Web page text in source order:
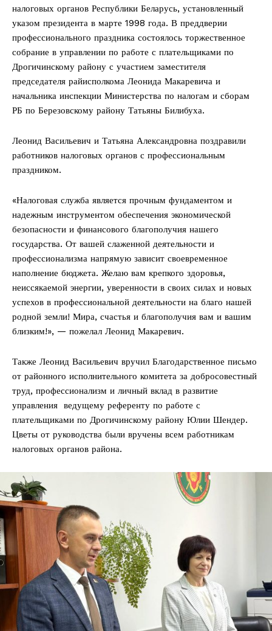
налоговых органов Республики Беларусь, установленный
указом президента в марте 1998 года. В преддверии
профессионального праздника состоялось торжественное
собрание в управлении по работе с плательщиками по
Дрогичинскому району с участием заместителя
председателя райисполкома Леонида Макаревича и
начальника инспекции Министерства по налогам и сборам
РБ по Березовскому району Татьяны Билибуха.
Леонид Васильевич и Татьяна Александровна поздравили
работников налоговых органов с профессиональным
праздником.
«Налоговая служба является прочным фундаментом и
надежным инструментом обеспечения экономической
безопасности и финансового благополучия нашего
государства. От вашей слаженной деятельности и
профессионализма напрямую зависит своевременное
наполнение бюджета. Желаю вам крепкого здоровья,
неиссякаемой энергии, уверенности в своих силах и новых
успехов в профессиональной деятельности на благо нашей
родной земли! Мира, счастья и благополучия вам и вашим
близким!», — пожелал Леонид Макаревич.
Также Леонид Васильевич вручил Благодарственное письмо
от районного исполнительного комитета за добросовестный
труд, профессионализм и личный вклад в развитие
управления ведущему референту по работе с
плательщиками по Дрогичинскому району Юлии Шендер.
Цветы от руководства были вручены всем работникам
налоговых органов района.